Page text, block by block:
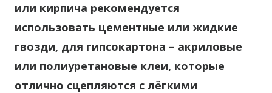
или кирпича рекомендуется
использовать цементные или жидкие
гвозди, для гипсокартона – акриловые
или полиуретановые клеи, которые
отлично сцепляются с лёгкими